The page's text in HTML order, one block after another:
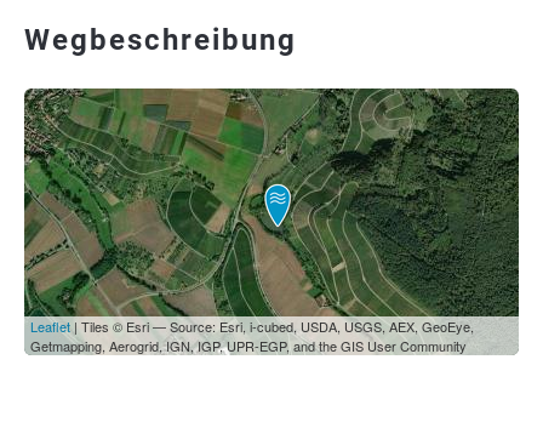
Wegbeschreibung
Leaflet | Tiles © Esri — Source: Esri, i-cubed, USDA, USGS, AEX, GeoEye,
Getmapping, Aerogrid, IGN, IGP, UPR-EGP, and the GIS User Community